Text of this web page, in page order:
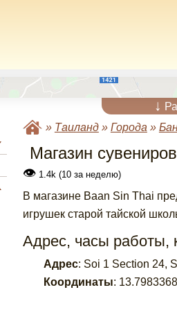
↓
» Таиланд» Города »
Магазин
👁1.4k (10 за неделю)
В магазине Baan Sin Thai
игрушек старой тайской
Адрес, часы работы,
Адрес: Soi 1 Section 24,
Координаты: